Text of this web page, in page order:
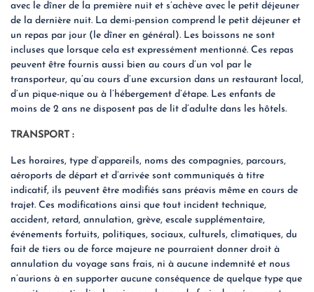
avec le dîner de la première nuit et s’achève avec le petit déjeuner
de la dernière nuit. La demi-pension comprend le petit déjeuner et
un repas par jour (le dîner en général). Les boissons ne sont
incluses que lorsque cela est expressément mentionné. Ces repas
peuvent être fournis aussi bien au cours d’un vol par le
transporteur, qu’au cours d’une excursion dans un restaurant local,
d’un pique-nique ou à l’hébergement d’étape. Les enfants de
moins de 2 ans ne disposent pas de lit d’adulte dans les hôtels.
TRANSPORT :
Les horaires, type d’appareils, noms des compagnies, parcours,
aéroports de départ et d’arrivée sont communiqués à titre
indicatif, ils peuvent être modifiés sans préavis même en cours de
trajet. Ces modifications ainsi que tout incident technique,
accident, retard, annulation, grève, escale supplémentaire,
événements fortuits, politiques, sociaux, culturels, climatiques, du
fait de tiers ou de force majeure ne pourraient donner droit à
annulation du voyage sans frais, ni à aucune indemnité et nous
n’aurions à en supporter aucune conséquence de quelque type que